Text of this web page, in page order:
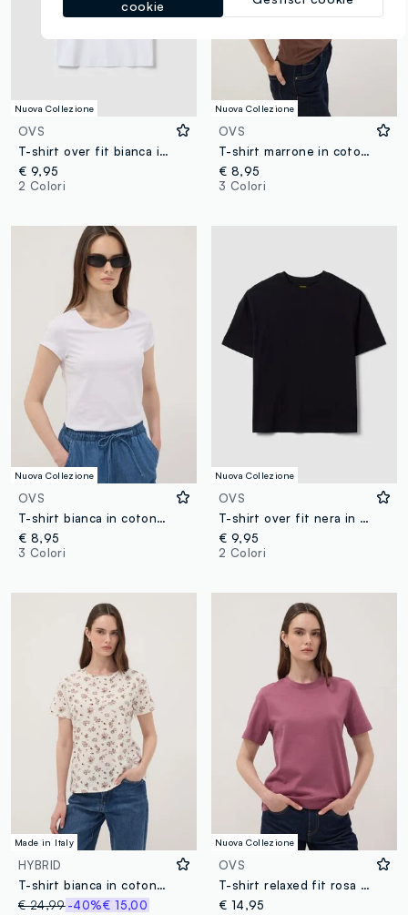
Nuova Collezione
OVS
T-shirt over fit bianca in puro cotone a maniche corte
€ 9,95
2 Colori
Nuova Collezione
OVS
T-shirt marrone in cotone elasticizzato a girocollo regular fit
€ 8,95
3 Colori
Nuova Collezione
OVS
T-shirt bianca in cotone elasticizzato a girocollo regular fit
€ 8,95
3 Colori
Nuova Collezione
OVS
T-shirt over fit nera in puro cotone a maniche corte
€ 9,95
2 Colori
Made in Italy
HYBRID
T-shirt bianca in cotone elasticizzato a fiori regular fit
€ 24,99-40%€ 15,00
Nuova Collezione
OVS
T-shirt relaxed fit rosa in puro cotone a maniche corte
€ 14,95
cookie